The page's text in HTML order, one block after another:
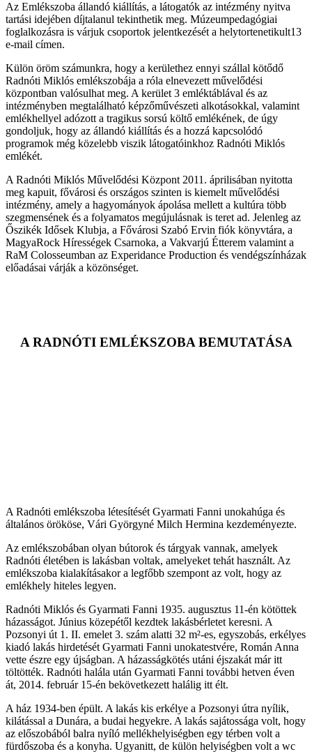
Az Emlékszoba állandó kiállítás, a látogatók az intézmény nyitva
tartási idejében díjtalanul tekinthetik meg. Múzeumpedagógiai
foglalkozásra is várjuk csoportok jelentkezését a helytortenetikult13
e-mail címen.
Külön öröm számunkra, hogy a kerülethez ennyi szállal kötődő
Radnóti Miklós emlékszobája a róla elnevezett művelődési
központban valósulhat meg. A kerület 3 emléktáblával és az
intézményben megtalálható képzőművészeti alkotásokkal, valamint
emlékhellyel adózott a tragikus sorsú költő emlékének, de úgy
gondoljuk, hogy az állandó kiállítás és a hozzá kapcsolódó
programok még közelebb viszik látogatóinkhoz Radnóti Miklós
emlékét.
A Radnóti Miklós Művelődési Központ 2011. áprilisában nyitotta
meg kapuit, fővárosi és országos szinten is kiemelt művelődési
intézmény, amely a hagyományok ápolása mellett a kultúra több
szegmensének és a folyamatos megújulásnak is teret ad. Jelenleg az
Őszikék Idősek Klubja, a Fővárosi Szabó Ervin fiók könyvtára, a
MagyaRock Hírességek Csarnoka, a Vakvarjú Étterem valamint a
RaM Colosseumban az Experidance Production és vendégszínházak
előadásai várják a közönséget.
A RADNÓTI EMLÉKSZOBA BEMUTATÁSA
A Radnóti emlékszoba létesítését Gyarmati Fanni unokahúga és
általános örököse, Vári Györgyné Milch Hermina kezdeményezte.
Az emlékszobában olyan bútorok és tárgyak vannak, amelyek
Radnóti életében is lakásban voltak, amelyeket tehát használt. Az
emlékszoba kialakításakor a legfőbb szempont az volt, hogy az
emlékhely hiteles legyen.
Radnóti Miklós és Gyarmati Fanni 1935. augusztus 11-én kötöttek
házasságot. Június közepétől kezdtek lakásbérletet keresni. A
Pozsonyi út 1. II. emelet 3. szám alatti 32 m²-es, egyszobás, erkélyes
kiadó lakás hirdetését Gyarmati Fanni unokatestvére, Román Anna
vette észre egy újságban. A házasságkötés utáni éjszakát már itt
töltötték. Radnóti halála után Gyarmati Fanni további hetven éven
át, 2014. február 15-én bekövetkezett halálig itt élt.
A ház 1934-ben épült. A lakás kis erkélye a Pozsonyi útra nyílik,
kilátással a Dunára, a budai hegyekre. A lakás sajátossága volt, hogy
az előszobából balra nyíló mellékhelyiségben egy térben volt a
fürdőszoba és a konyha. Ugyanitt, de külön helyiségben volt a wc